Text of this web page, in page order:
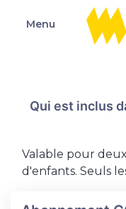
Menu
Qui est inclus
Valable pour
d'enfants. Seuls